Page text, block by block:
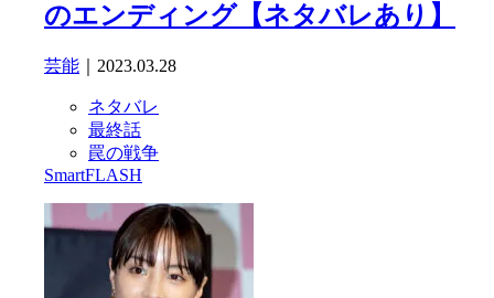
のエンディング【ネタバレあり】
芸能 ｜2023.03.28
ネタバレ
最終話
罠の戦争
SmartFLASH